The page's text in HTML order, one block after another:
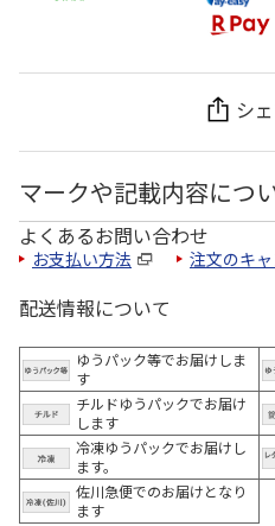
シ
マークや記載内容につ
よくあるお問い合わせ
お支払い方法 注文のキ
配送情報について
ゆうパック等でお届けしま
す
チルドゆうパックでお届け
します
冷凍ゆうパックでお届けし
ます。
佐川急便でのお届けとなり
ます